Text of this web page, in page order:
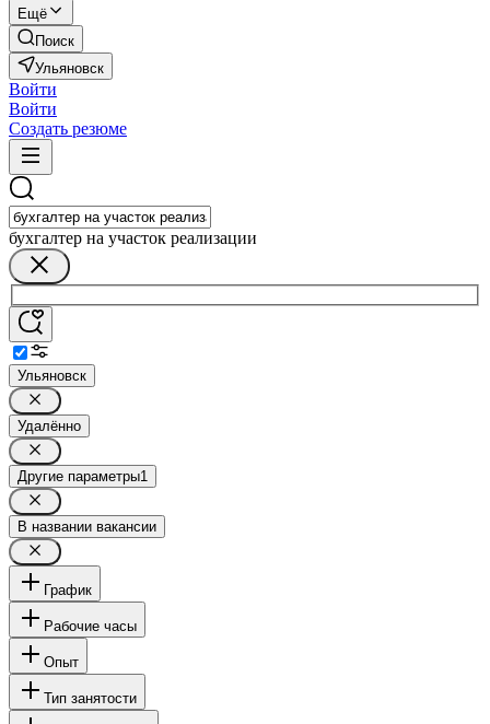
Ещё
Поиск
Ульяновск
Войти
Войти
Создать резюме
бухгалтер на участок реализации
Ульяновск
Удалённо
Другие параметры1
В названии вакансии
График
Рабочие часы
Опыт
Тип занятости